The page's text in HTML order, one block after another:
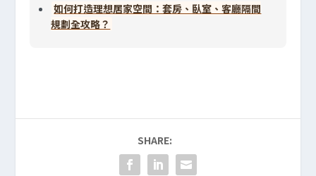
如何打造理想居家空間：套房、臥室、客廳隔間
規劃全攻略？
SHARE: